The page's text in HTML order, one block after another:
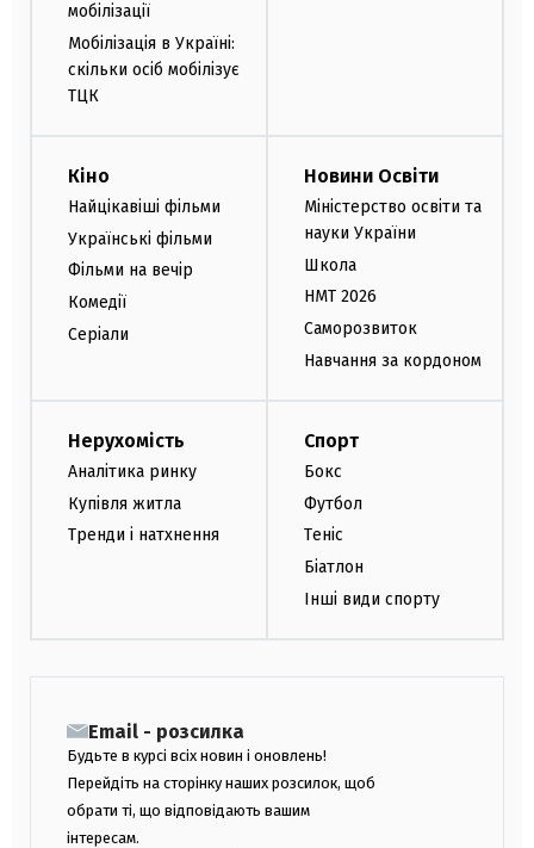
мобілізації
Мобілізація в Україні:
скільки осіб мобілізує
ТЦК
Кіно
Найцікавіші фільми
Українські фільми
Фільми на вечір
Комедії
Серіали
Новини Освіти
Міністерство освіти та
науки України
Школа
НМТ 2026
Саморозвиток
Навчання за кордоном
Нерухомість
Аналітика ринку
Купівля житла
Тренди і натхнення
Спорт
Бокс
Футбол
Теніс
Біатлон
Інші види спорту
Email - розсилка
Будьте в курсі всіх новин і оновлень!
Перейдіть на сторінку наших розсилок, щоб
обрати ті, що відповідають вашим
інтересам.